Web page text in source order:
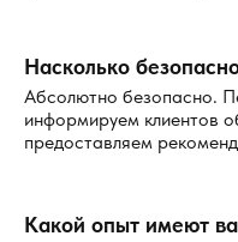
Насколько
Абсолютно безопасно.
информируем клиентов
предоставляем
Какой опыт имеют